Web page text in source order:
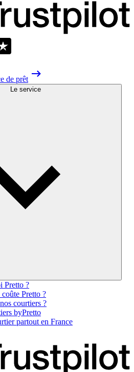
de prêt
Le service
Pretto ?
Pretto ?
courtiers ?
byPretto
partout en France